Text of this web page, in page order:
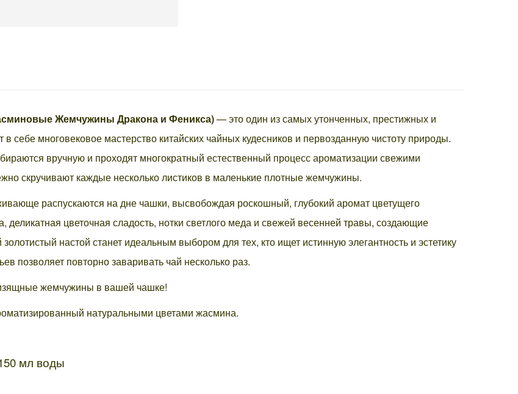
Жемчужины Дракона и Феникса)— это один из самых утонченных, престижных и
себе многовековое мастерство китайских чайных кудесников и первозданную чистоту природы.
вручную и проходят многократный естественный процесс ароматизации свежими
скручивают каждые несколько листиков в маленькие плотные жемчужины.
распускаются на дне чашки, высвобождая роскошный, глубокий аромат цветущего
деликатная цветочная сладость, нотки светлого меда и свежей весенней травы, создающие
настой станет идеальным выбором для тех, кто ищет истинную элегантность и эстетику
позволяет повторно заваривать чай несколько раз.
жемчужины в вашей чашке!
натуральными цветами жасмина.
мл воды